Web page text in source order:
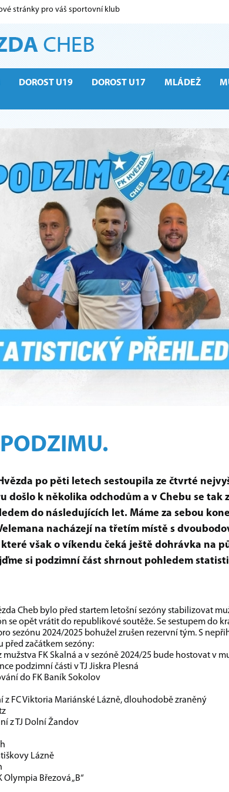
stránky pro váš sportovní klub
DOROST U19 DOROST U17 MLÁDEŽ
po pěti letech sestoupila ze čtvrté
došlo k několika odchodům a v Chebu se tak
do následujících let. Máme za sebou
nacházejí na třetím místě s
které však o víkendu čeká ještě dohrávka na
si podzimní část shrnout pohledem
Cheb bylo před startem letošní sezóny stabilizovat
se opět vrátit do republikové soutěže. Se sestupem do
sezónu 2024/2025 bohužel zrušen rezervní tým. S
před začátkem sezóny:
FK Skalná a v sezóně 2024/25 bude hostovat v
podzimní části v TJ Jiskra Plesná
do FK Baník Sokolov
z FC Viktoria Mariánské Lázně, dlouhodobě zraněný
z TJ Dolní Žandov
Lázně
Březová „B“